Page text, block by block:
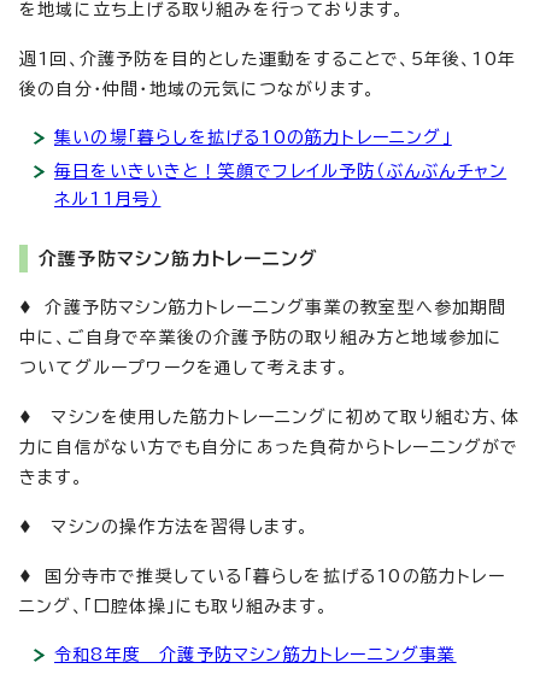
を地域に立ち上げる取り組みを行っております。
週1回、介護予防を目的とした運動をすることで、5年後、10年
後の自分・仲間・地域の元気につながります。
集いの場「暮らしを拡げる10の筋力トレーニング」
毎日をいきいきと！笑顔でフレイル予防（ぶんぶんチャン
ネル11月号）
介護予防マシン筋力トレーニング
♦ 介護予防マシン筋力トレーニング事業の教室型へ参加期間
中に、ご自身で卒業後の介護予防の取り組み方と地域参加に
ついてグループワークを通して考えます。
♦ マシンを使用した筋力トレーニングに初めて取り組む方、体
力に自信がない方でも自分にあった負荷からトレーニングがで
きます。
♦ マシンの操作方法を習得します。
♦ 国分寺市で推奨している「暮らしを拡げる10の筋力トレー
ニング、「口腔体操」にも取り組みます。
令和8年度 介護予防マシン筋力トレーニング事業